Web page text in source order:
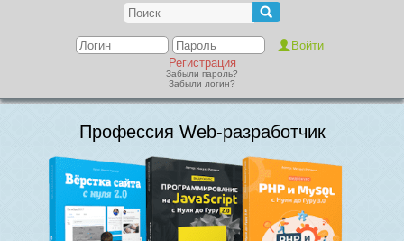
Регистрация
Забыли пароль?
Забыли логин?
Профессия Web-разработчик